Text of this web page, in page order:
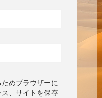
めブラウザーに
、サイトを保存